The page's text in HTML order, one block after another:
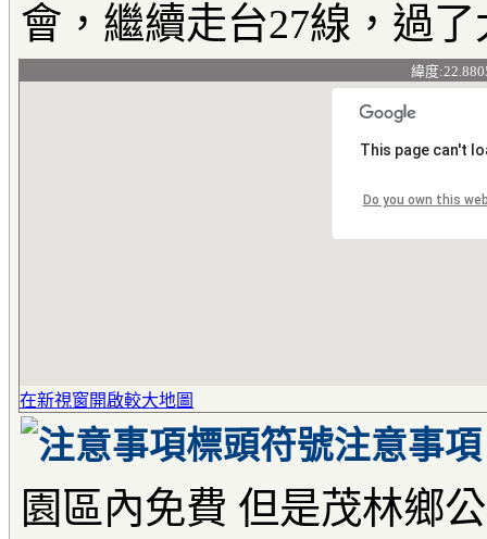
會，繼續走台27線，過
緯度
This page can't
Do you own this
在新視窗開啟較大地圖
注意事項
園區內免費 但是茂林鄉